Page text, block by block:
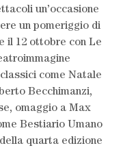
un’occasione
un pomeriggio di
il 12 ottobre con Le
come Natale
Becchimanzi,
omaggio a Max
Bestiario Umano
quarta edizione